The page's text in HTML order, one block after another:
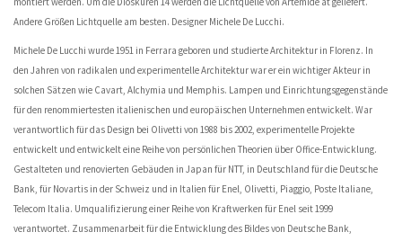
Andere Größen Lichtquelle am besten. Designer Michele De Lucchi.
Michele De Lucchi wurde 1951 in Ferrara geboren und studierte Architektur in Florenz. In
den Jahren von radikalen und experimentelle Architektur war er ein wichtiger Akteur in
solchen Sätzen wie Cavart, Alchymia und Memphis. Lampen und Einrichtungsgegenstände
für den renommiertesten italienischen und europäischen Unternehmen entwickelt. War
verantwortlich für das Design bei Olivetti von 1988 bis 2002, experimentelle Projekte
entwickelt und entwickelt eine Reihe von persönlichen Theorien über Office-Entwicklung.
Gestalteten und renovierten Gebäuden in Japan für NTT, in Deutschland für die Deutsche
Bank, für Novartis in der Schweiz und in Italien für Enel, Olivetti, Piaggio, Poste Italiane,
Telecom Italia. Umqualifizierung einer Reihe von Kraftwerken für Enel seit 1999
verantwortet. Zusammenarbeit für die Entwicklung des Bildes von Deutsche Bank,